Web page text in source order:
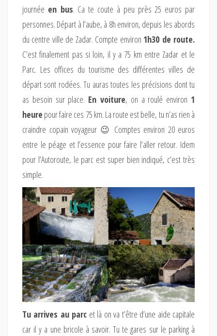
journée en bus. Ca te coute à peu près 25 euros par
personnes. Départ à l’aube, à 8h environ, depuis les abords
du centre ville de Zadar. Compte environ 1h30 de route.
C’est finalement pas si loin, il y a 75 km entre Zadar et le
Parc. Les offices du tourisme des différentes villes de
départ sont rodées. Tu auras toutes les précisions dont tu
as besoin sur place. En voiture, on a roulé environ 1
heure pour faire ces 75 km. La route est belle, tu n’as rien à
craindre copain voyageur 😉 Comptes environ 20 euros
entre le péage et l’essence pour faire l’aller retour. Idem
pour l’Autoroute, le parc est super bien indiqué, c’est très
simple.
Tu arrives au parc et là on va t’être d’une aide capitale
car il y a une bricole à savoir. Tu te gares sur le parking à